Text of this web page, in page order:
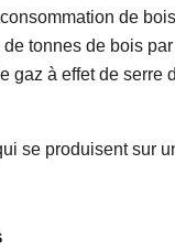
de
tonnes de bois
gaz à effet de serre
se produisent sur